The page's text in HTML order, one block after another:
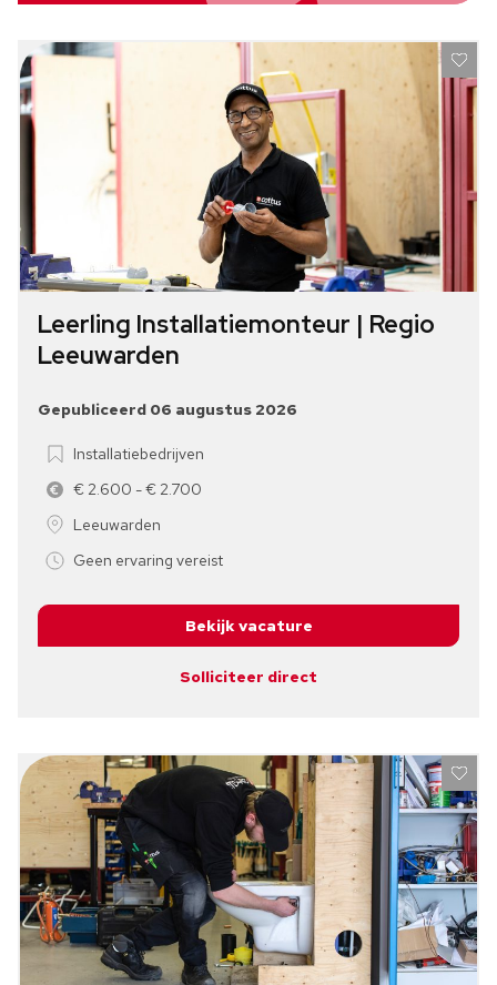
Leerling Installatiemonteur | Regio
Leeuwarden
Gepubliceerd 06 augustus 2026
Installatiebedrijven
€ 2.600 - € 2.700
Leeuwarden
Geen ervaring vereist
Solliciteer direct
Bekijk vacature